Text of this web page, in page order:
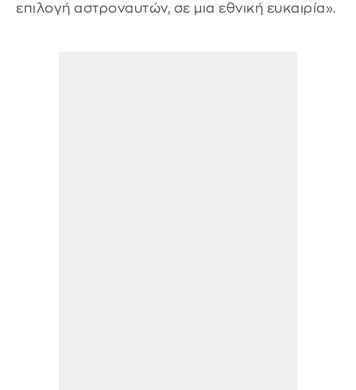
επιλογή αστροναυτών, σε μια εθνική ευκαιρία».